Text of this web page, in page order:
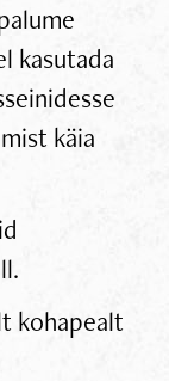
kasutada
käia
kohapealt